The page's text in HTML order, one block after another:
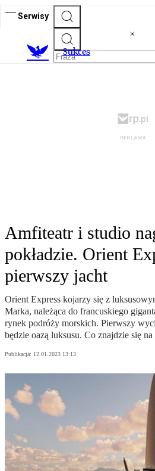
Serwisy
Sukces
Amfiteatr i studio
pokładzie. Orient
pierwszy jacht
Orient Express kojarzy się z
Marka, należąca do francuskiego
rynek podróży morskich. Pierwszy
będzie oazą luksusu. Co znajdzie się na
Publikacja: 12.01.2023 13:13